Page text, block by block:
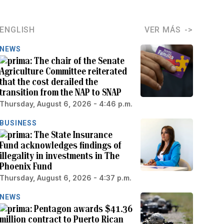
ENGLISH VER MÁS
NEWS
The chair of the Senate
Agriculture Committee reiterated
that the cost derailed the
transition from the NAP to SNAP
Thursday, August 6, 2026 - 4:46 p.m.
BUSINESS
The State Insurance
Fund acknowledges findings of
illegality in investments in The
Phoenix Fund
Thursday, August 6, 2026 - 4:37 p.m.
NEWS
Pentagon awards $41.36
million contract to Puerto Rican